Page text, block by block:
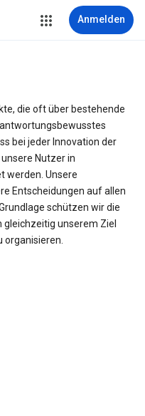
Anmelden
die oft über bestehende
bei jeder Innovation der
Nutzer in
werden. Unsere
Entscheidungen auf allen
schützen wir die
unserem Ziel
organisieren.